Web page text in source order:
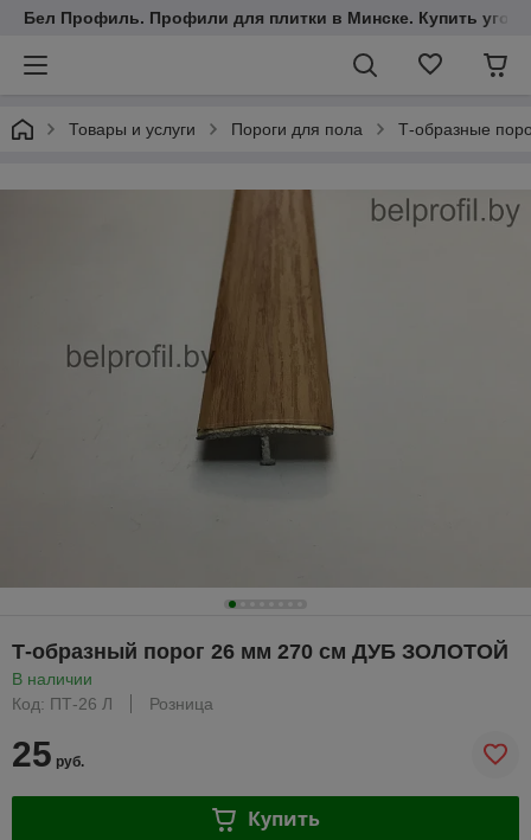
Бел Профиль. Профили для плитки в Минске. Купить
Товары и услуги Пороги для пола Т-образные
Т-образный порог 26 мм 270 см ДУБ ЗОЛОТОЙ
В наличии
Код: ПТ-26 Л
Розница
25 руб.
Купить